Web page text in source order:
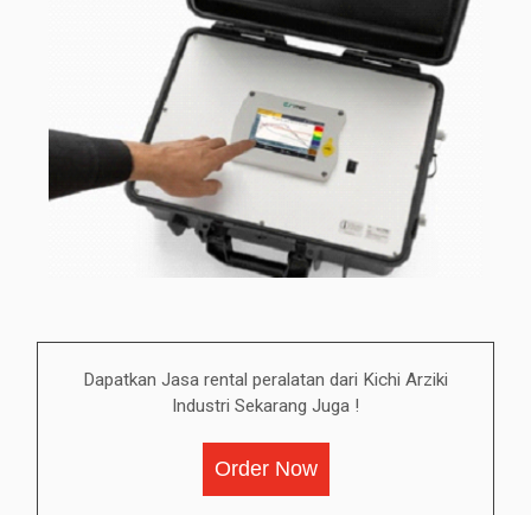
Dapatkan Jasa rental peralatan dari Kichi Arziki
Industri Sekarang Juga !
Order Now